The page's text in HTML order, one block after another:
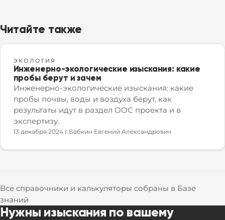
Читайте также
ЭКОЛОГИЯ
Инженерно-экологические изыскания: какие
пробы берут и зачем
Инженерно-экологические изыскания: какие
пробы почвы, воды и воздуха берут, как
результаты идут в раздел ООС проекта и в
экспертизу.
13 декабря 2024 г.Бабкин Евгений Александрович
Все справочники и калькуляторы собраны в Базе
знаний
Нужны изыскания по вашему